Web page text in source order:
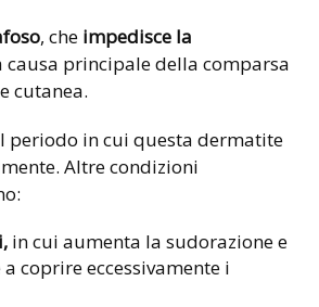
, che impedisce la
causa principale della comparsa
cutanea.
periodo in cui questa dermatite
Altre condizioni
in cui aumenta la sudorazione e
coprire eccessivamente i